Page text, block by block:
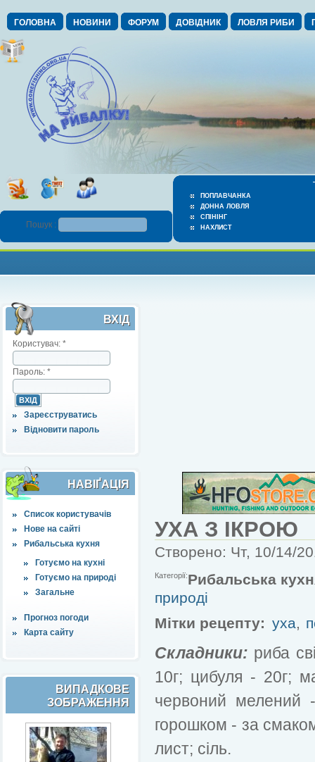
ГОЛОВНА НОВИНИ ФОРУМ ДОВІДНИК ЛОВЛЯ РИБИ
ПОПЛАВЧАНКА
ДОННА ЛОВЛЯ
СПІНІНГ
НАХЛИСТ
Пошук :
ВХІД
Користувач: *
Пароль: *
Зареєструватись
Відновити пароль
НАВІҐАЦІЯ
Список користувачів
Нове на сайті
Рибальська кухня
Готуємо на кухні
Готуємо на природі
Загальне
Прогноз погоди
Карта сайту
ВИПАДКОВЕ
ЗОБРАЖЕННЯ
УХА З ІКРОЮ
Створено: Чт, 10/14/
Категорії:Рибальська
природі
Мітки рецепту: уха,
Складники: риба
10г; цибуля - 20г;
червоний мелений
горошком - за
лист; сіль.